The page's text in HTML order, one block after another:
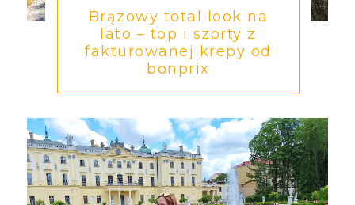
Brązowy total look na
lato – top i szorty z
fakturowanej krepy od
bonprix